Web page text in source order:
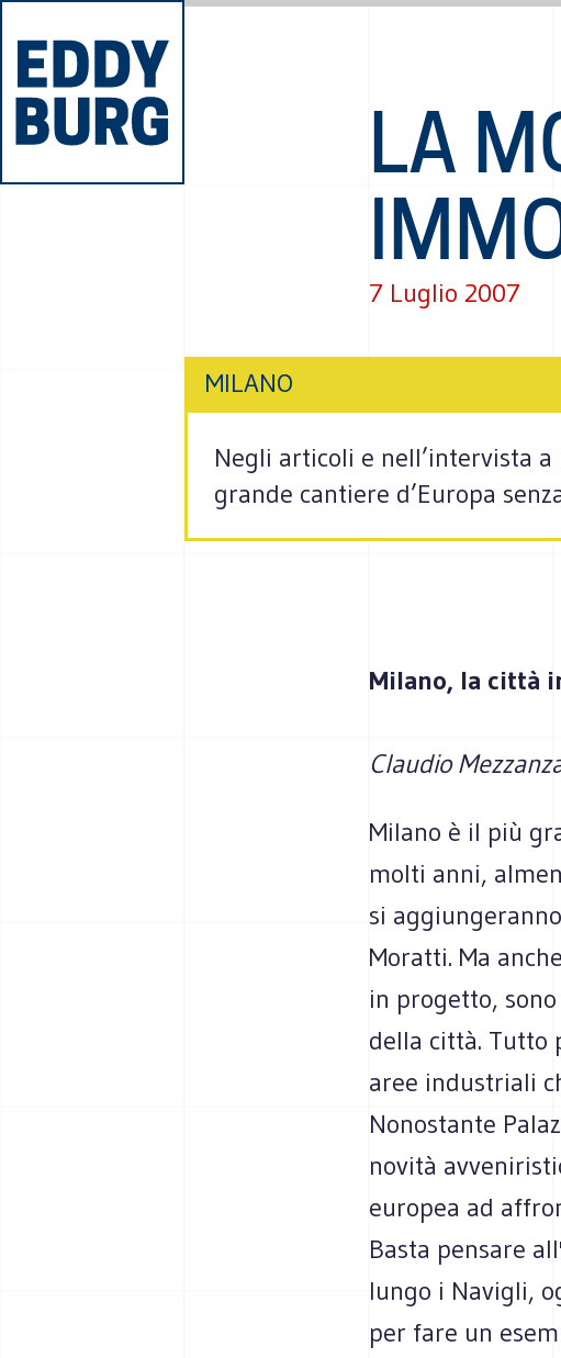
LA
7 Luglio 2007
MILANO
Negli articoli e nell’intervista
grande cantiere d’Europa
Milano, la città
Claudio
Milano è il più
molti anni,
si
Moratti. Ma
in progetto,
della città. Tutto
aree industriali
Nonostante
novità
europea ad
Basta pensare
lungo i Navigli,
per fare un